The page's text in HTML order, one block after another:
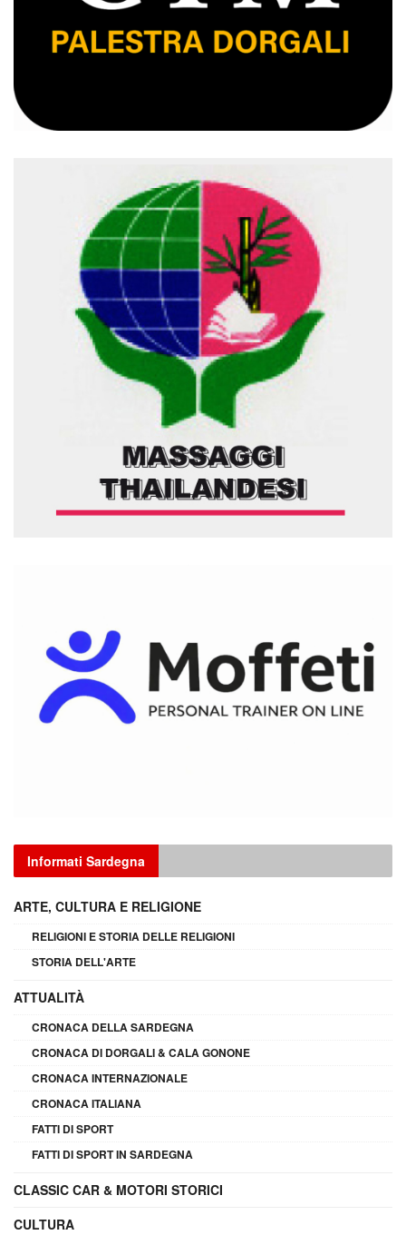
Informati Sardegna
ARTE, CULTURA E RELIGIONE
RELIGIONI E STORIA DELLE RELIGIONI
STORIA DELL'ARTE
ATTUALITÀ
CRONACA DELLA SARDEGNA
CRONACA DI DORGALI & CALA GONONE
CRONACA INTERNAZIONALE
CRONACA ITALIANA
FATTI DI SPORT
FATTI DI SPORT IN SARDEGNA
CLASSIC CAR & MOTORI STORICI
CULTURA